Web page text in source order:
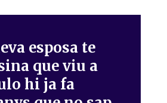
esposa te
que viu a
hi ja fa